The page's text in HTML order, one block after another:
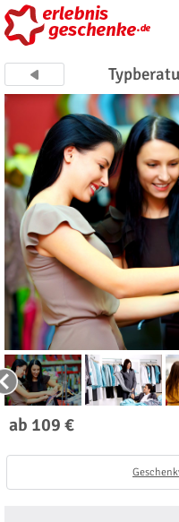
ab 109 €